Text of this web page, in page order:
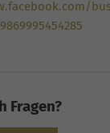
Fragen?